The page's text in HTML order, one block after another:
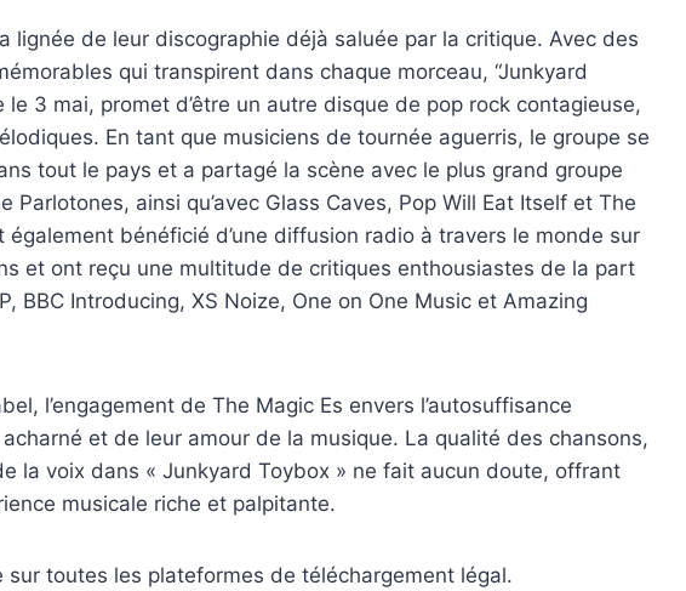
lignée de leur discographie déjà saluée par la critique. Avec des
qui transpirent dans chaque morceau, “Junkyard
le 3 mai, promet d’être un autre disque de pop rock contagieuse,
En tant que musiciens de tournée aguerris, le groupe se
tout le pays et a partagé la scène avec le plus grand groupe
Parlotones, ainsi qu’avec Glass Caves, Pop Will Eat Itself et The
également bénéficié d’une diffusion radio à travers le monde sur
et ont reçu une multitude de critiques enthousiastes de la part
BBC Introducing, XS Noize, One on One Music et Amazing
l’engagement de The Magic Es envers l’autosuffisance
et de leur amour de la musique. La qualité des chansons,
la voix dans « Junkyard Toybox » ne fait aucun doute, offrant
musicale riche et palpitante.
sur toutes les plateformes de téléchargement légal.